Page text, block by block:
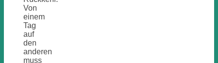
Von
einem
Tag
auf
den
anderen
muss